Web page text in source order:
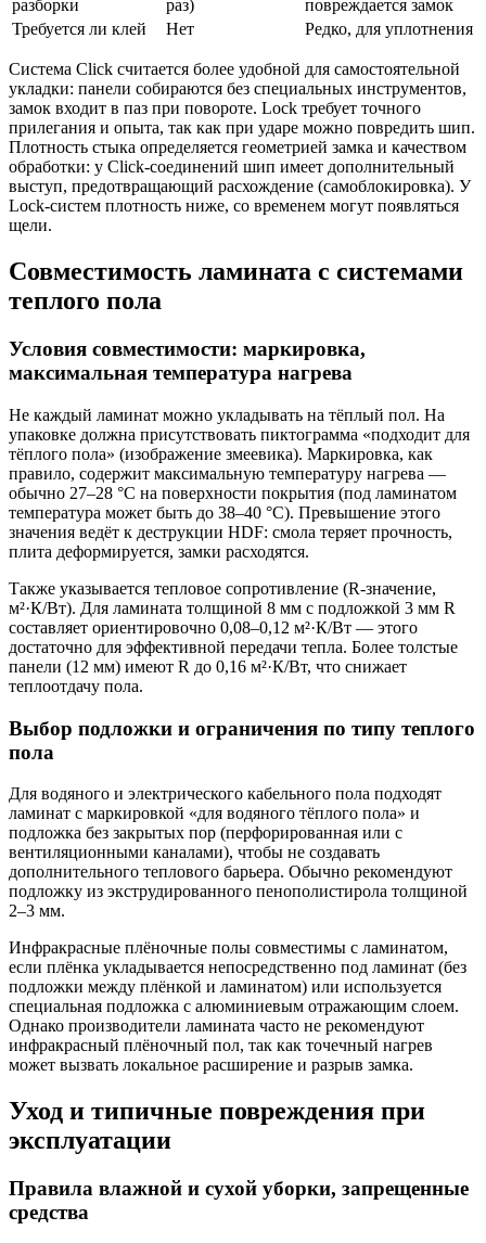
разборки раз)
повреждается замок
Требуется ли клей
Нет Редко, для уплотнения
Система Click считается более удобной для самостоятельной
укладки: панели собираются без специальных инструментов,
замок входит в паз при повороте. Lock требует точного
прилегания и опыта, так как при ударе можно повредить шип.
Плотность стыка определяется геометрией замка и качеством
обработки: у Click-соединений шип имеет дополнительный
выступ, предотвращающий расхождение (самоблокировка). У
Lock-систем плотность ниже, со временем могут появляться
щели.
Совместимость ламината с системами
теплого пола
Условия совместимости: маркировка,
максимальная температура нагрева
Не каждый ламинат можно укладывать на тёплый пол. На
упаковке должна присутствовать пиктограмма «подходит для
тёплого пола» (изображение змеевика). Маркировка, как
правило, содержит максимальную температуру нагрева —
обычно 27–28 °C на поверхности покрытия (под ламинатом
температура может быть до 38–40 °C). Превышение этого
значения ведёт к деструкции HDF: смола теряет прочность,
плита деформируется, замки расходятся.
Также указывается тепловое сопротивление (R-значение,
м²·К/Вт). Для ламината толщиной 8 мм с подложкой 3 мм R
составляет ориентировочно 0,08–0,12 м²·К/Вт — этого
достаточно для эффективной передачи тепла. Более толстые
панели (12 мм) имеют R до 0,16 м²·К/Вт, что снижает
теплоотдачу пола.
Выбор подложки и ограничения по типу теплого
пола
Для водяного и электрического кабельного пола подходят
ламинат с маркировкой «для водяного тёплого пола» и
подложка без закрытых пор (перфорированная или с
вентиляционными каналами), чтобы не создавать
дополнительного теплового барьера. Обычно рекомендуют
подложку из экструдированного пенополистирола толщиной
2–3 мм.
Инфракрасные плёночные полы совместимы с ламинатом,
если плёнка укладывается непосредственно под ламинат (без
подложки между плёнкой и ламинатом) или используется
специальная подложка с алюминиевым отражающим слоем.
Однако производители ламината часто не рекомендуют
инфракрасный плёночный пол, так как точечный нагрев
может вызвать локальное расширение и разрыв замка.
Уход и типичные повреждения при
эксплуатации
Правила влажной и сухой уборки, запрещенные
средства